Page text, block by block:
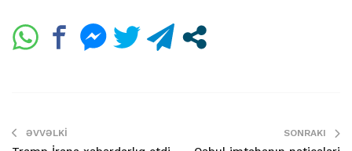
ƏVVƏLKI SONRAKI